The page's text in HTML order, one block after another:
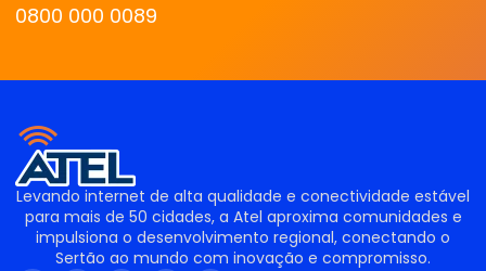
0800 000 0089
Levando internet de alta qualidade e conectividade estável
para mais de 50 cidades, a Atel aproxima comunidades e
impulsiona o desenvolvimento regional, conectando o
Sertão ao mundo com inovação e compromisso.